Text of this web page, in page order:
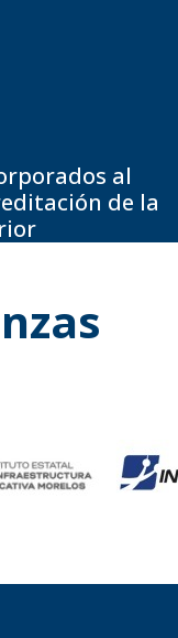
al
de la